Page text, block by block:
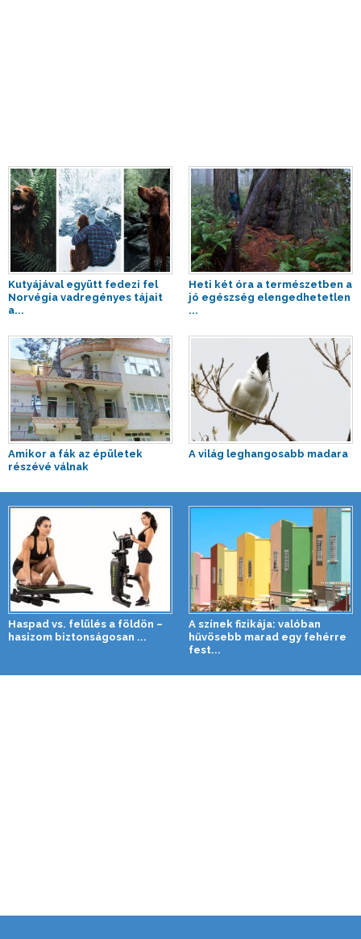
Kutyájával együtt fedezi fel
Norvégia vadregényes tájait
a...
Heti két óra a természetben a
jó egészség elengedhetetlen
...
Amikor a fák az épületek
részévé válnak
A világ leghangosabb madara
Haspad vs. felülés a földön –
hasizom biztonságosan ...
A színek fizikája: valóban
hűvösebb marad egy fehérre
fest...